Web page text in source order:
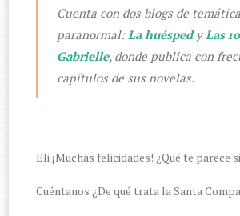
Cuenta con dos blogs de temática
paranormal: La huésped y Las
Gabrielle, donde publica con
capítulos de sus novelas.
Eli ¡Muchas felicidades! ¿Qué te parece
Cuéntanos ¿De qué trata la Santa